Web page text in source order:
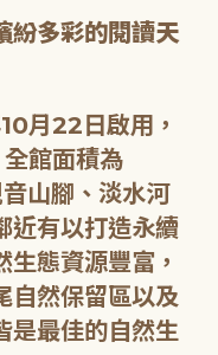
紛多彩的閱讀天
月22日啟用，
館面積為
山腳、淡水河
近有以打造永續
態資源豐富，
自然保留區以及
是最佳的自然生